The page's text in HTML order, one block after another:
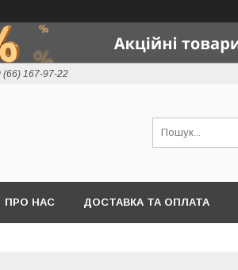
(66) 167-97-22
ПРО НАС ДОСТАВКА ТА ОПЛАТА